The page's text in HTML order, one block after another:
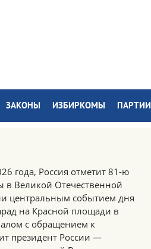
ЗАКОНЫ ИЗБИРКОМЫ ПАРТИИ
года, Россия отметит 81-ю
в Великой Отечественной
центральным событием дня
на Красной площади в
с обращением к
президент России —